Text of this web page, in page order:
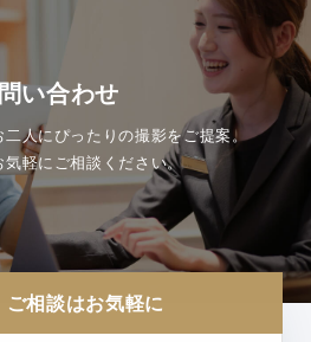
い合わせ
人にぴったりの撮影をご提案。
気軽にご相談ください。
ご相談はお気軽に